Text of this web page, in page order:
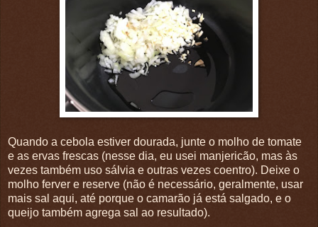
Quando a cebola estiver dourada, junte o molho de tomate
e as ervas frescas (nesse dia, eu usei manjericão, mas às
vezes também uso sálvia e outras vezes coentro). Deixe o
molho ferver e reserve (não é necessário, geralmente, usar
mais sal aqui, até porque o camarão já está salgado, e o
queijo também agrega sal ao resultado).